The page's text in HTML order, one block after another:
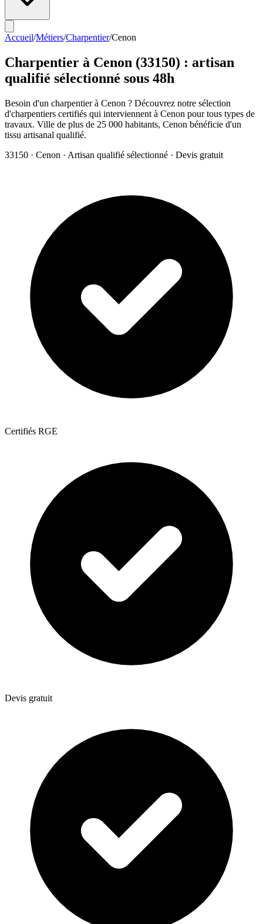
Accueil/Métiers/Charpentier/Cenon
Charpentier à Cenon (33150) : artisan
qualifié sélectionné sous 48h
Besoin d'un charpentier à Cenon ? Découvrez notre sélection
d'charpentiers certifiés qui interviennent à Cenon pour tous types de
travaux. Ville de plus de 25 000 habitants, Cenon bénéficie d'un
tissu artisanal qualifié.
33150 · Cenon · Artisan qualifié sélectionné · Devis gratuit
Certifiés RGE
Devis gratuit